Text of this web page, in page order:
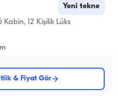
Yeni tekne
Kabin, 12 Kişilik Lüks
& Fiyat Gör